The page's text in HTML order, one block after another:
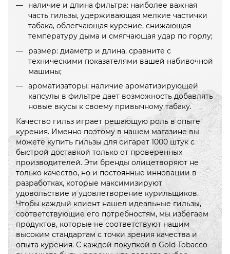
наличие и длина фильтра: наиболее важная
часть гильзы, удерживающая мелкие частички
табака, облегчающая курение, снижающая
температуру дыма и смягчающая удар по горлу;
размер: диаметр и длина, сравните с
техническими показателями вашей набивочной
машины;
ароматизаторы: наличие ароматизирующей
капсулы в фильтре дает возможность добавлять
новые вкусы к своему привычному табаку.
Качество гильз играет решающую роль в опыте
курения. Именно поэтому в нашем магазине вы
можете купить гильзы для сигарет 1000 штук с
быстрой доставкой только от проверенных
производителей. Эти бренды олицетворяют не
только качество, но и постоянные инновации в
разработках, которые максимизируют
удовольствие и удовлетворение курильщиков.
Чтобы каждый клиент нашел идеальные гильзы,
соответствующие его потребностям, мы избегаем
продуктов, которые не соответствуют нашим
высоким стандартам с точки зрения качества и
опыта курения. С каждой покупкой в ​​Gold Tobacco